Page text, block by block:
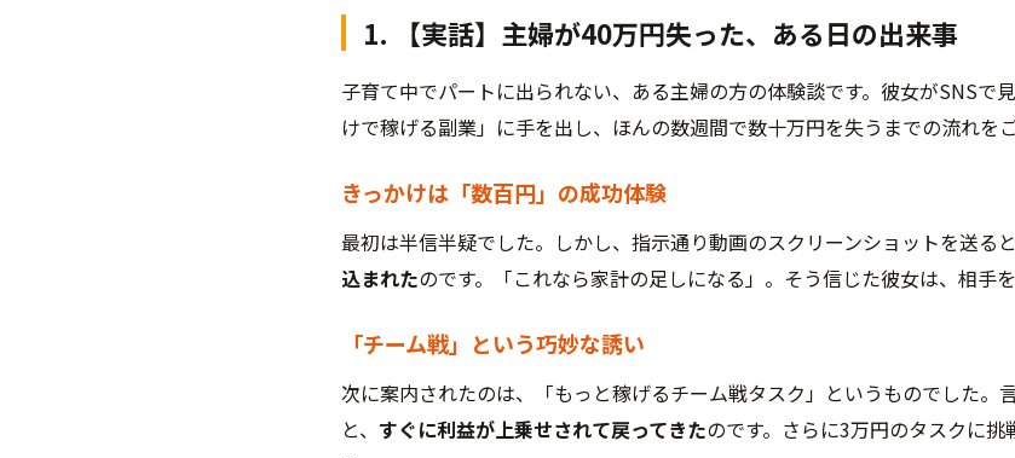
1. 【実話】主婦が40万円失った、ある日の出来事
子育て中でパートに出られない、ある主婦の方の体験談です。彼女がSNSで
けで稼げる副業」に手を出し、ほんの数週間で数十万円を失うまでの流れをご
きっかけは「数百円」の成功体験
最初は半信半疑でした。しかし、指示通り動画のスクリーンショットを送ると
込まれたのです。「これなら家計の足しになる」。そう信じた彼女は、相手
「チーム戦」という巧妙な誘い
次に案内されたのは、「もっと稼げるチーム戦タスク」というものでした。
と、 すぐに利益が上乗せされて戻ってきたのです。さらに3万円のタスクに